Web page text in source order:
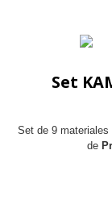
Set
Set de 9
de